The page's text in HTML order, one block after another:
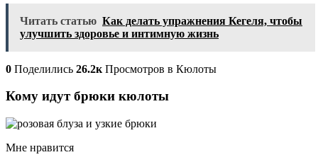
Читать статью Как делать упражнения Кегеля, чтобы
улучшить здоровье и интимную жизнь
0 Поделились 26.2к Просмотров в Кюлоты
Кому идут брюки кюлоты
Мне нравится